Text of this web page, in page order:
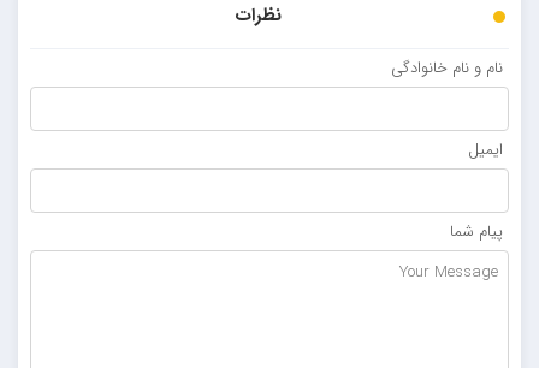
نظرات
نام و نام خانوادگی
ایمیل
پیام شما